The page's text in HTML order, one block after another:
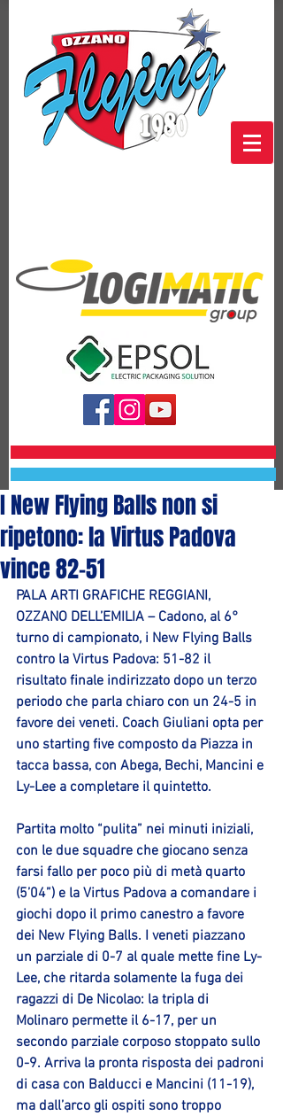
I New Flying Balls non si
ripetono: la Virtus Padova
vince 82-51
PALA ARTI GRAFICHE REGGIANI,
OZZANO DELL’EMILIA – Cadono, al 6°
turno di campionato, i New Flying Balls
contro la Virtus Padova: 51-82 il
risultato finale indirizzato dopo un terzo
periodo che parla chiaro con un 24-5 in
favore dei veneti. Coach Giuliani opta per
uno starting five composto da Piazza in
tacca bassa, con Abega, Bechi, Mancini e
Ly-Lee a completare il quintetto.
Partita molto “pulita” nei minuti iniziali,
con le due squadre che giocano senza
farsi fallo per poco più di metà quarto
(5’04”) e la Virtus Padova a comandare i
giochi dopo il primo canestro a favore
dei New Flying Balls. I veneti piazzano
un parziale di 0-7 al quale mette fine Ly-
Lee, che ritarda solamente la fuga dei
ragazzi di De Nicolao: la tripla di
Molinaro permette il 6-17, per un
secondo parziale corposo stoppato sullo
0-9. Arriva la pronta risposta dei padroni
di casa con Balducci e Mancini (11-19),
ma dall’arco gli ospiti sono troppo